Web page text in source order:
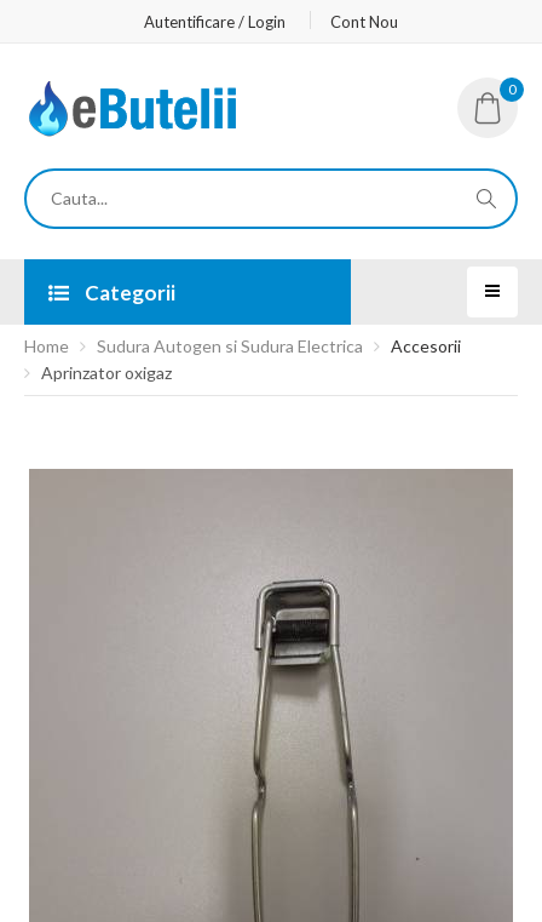
Autentificare / Login Cont Nou
0
Categorii
Home Sudura Autogen si Sudura Electrica
Accesorii
Aprinzator oxigaz